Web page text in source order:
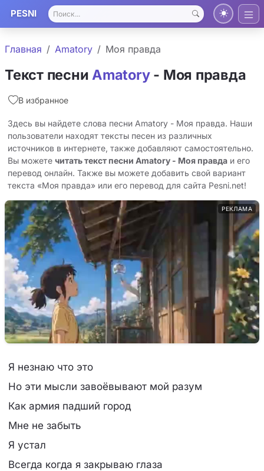
PESNI
Главная Amatory Моя правда
Текст песни Amatory- Моя правда
В избранное
Здесь вы найдете слова песни Amatory - Моя правда. Наши
пользователи находят тексты песен из различных
источников в интернете, также добавляют самостоятельно.
Вы можете читать текст песни Amatory - Моя правда и его
перевод онлайн. Также вы можете добавить свой вариант
текста «Моя правда» или его перевод для сайта Pesni.net!
РЕКЛАМА
Я незнаю что это
Но эти мысли завоёвывают мой разум
Как армия падший город
Мне не забыть
Я устал
Всегда когда я закрываю глаза